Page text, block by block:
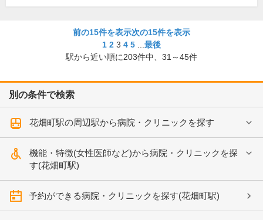
前の15件を表示次の15件を表示
1 2 3 4 5
最後
駅から近い順に203件中、 31～45件
別の条件で検索
花畑町駅の周辺駅から病院・クリニックを探す
機能・特徴(女性医師など)から病院・クリニックを探
す(花畑町駅)
予約ができる病院・クリニックを探す(花畑町駅)